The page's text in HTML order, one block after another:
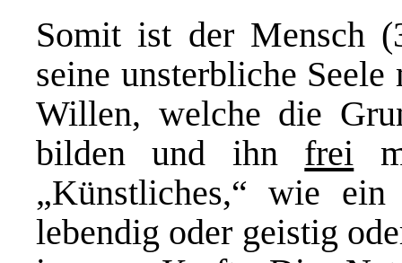
Somit ist der Mensch
seine unsterbliche
Willen, welche die
bilden und ihn frei
„Künstliches,“ wie
lebendig oder geistig